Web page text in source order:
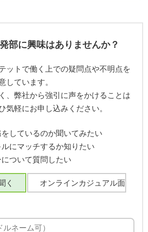
部に興味はありませんか？
ットで働く上での疑問点や不明点を
しています。
、弊社から強引に声をかけることは
気軽にお申し込みください。
しているのか聞いてみたい
にマッチするか知りたい
ついて質問したい
く
オンラインカジュアル面